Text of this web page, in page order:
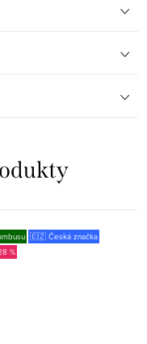
🇨🇿 Česká značka
%